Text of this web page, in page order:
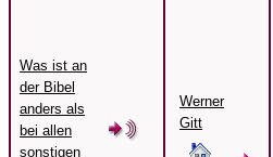
Was ist an
der Bibel
anders als
bei allen
sonstigen
Werner
Gitt